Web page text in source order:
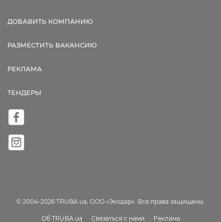
ДОБАВИТЬ КОМПАНИЮ
РАЗМЕСТИТЬ ВАКАНСИЮ
РЕКЛАМА
ТЕНДЕРЫ
© 2004-2026 TRUBA.ua, ООО «Экодар». Все права защищены.
Об TRUBA.ua Связаться с нами Реклама